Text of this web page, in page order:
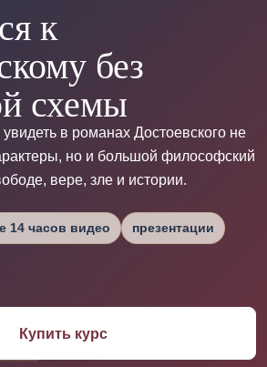
к
без
схемы
увидеть в романах Достоевского не
но и большой философский
вере, зле и истории.
14 часов видео презентации
Купить курс